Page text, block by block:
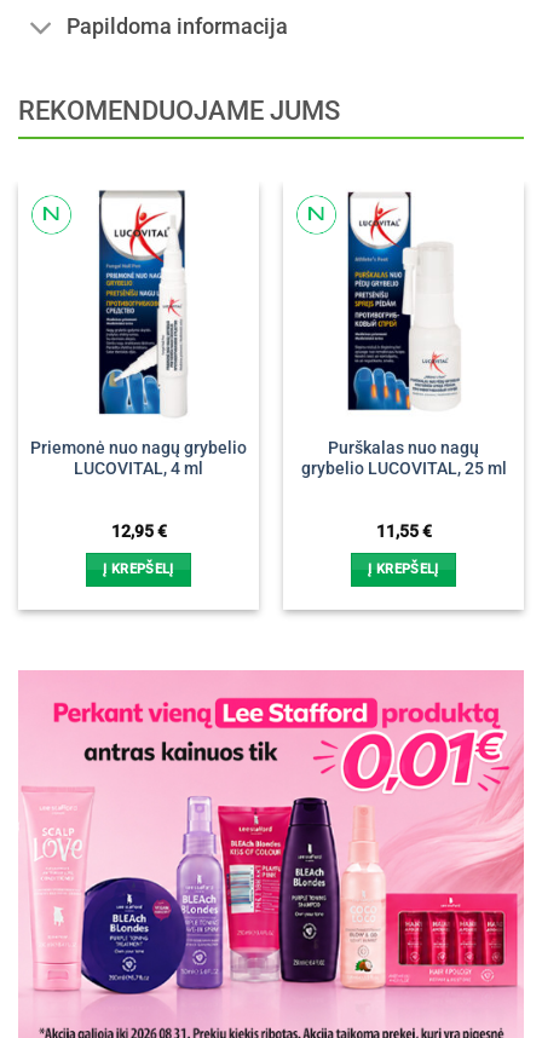
Papildoma informacija
REKOMENDUOJAME JUMS
Priemonė nuo nagų grybelio
LUCOVITAL, 4 ml
12,95€
Į KREPŠELĮ
Purškalas nuo nagų
grybelio LUCOVITAL, 25 ml
11,55€
Į KREPŠELĮ